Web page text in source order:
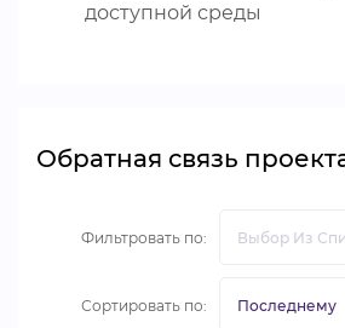
доступной среды
Обратная связь
Фильтровать по:
Сортировать по: